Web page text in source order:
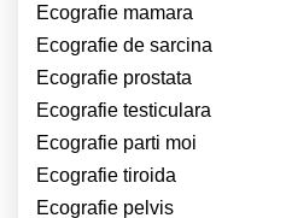
Ecografie mamara
Ecografie de sarcina
Ecografie prostata
Ecografie testiculara
Ecografie parti moi
Ecografie tiroida
Ecografie pelvis